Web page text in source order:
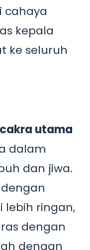
cahaya
kepala
ke seluruh
utama
dalam
dan jiwa.
lebih ringan,
dengan
dengan